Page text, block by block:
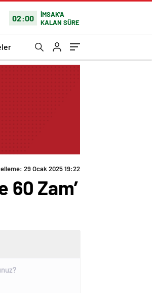
02:00
İMSAK'A
KALAN SÜRE
29 Ocak 2025 19:22
60 Zam’